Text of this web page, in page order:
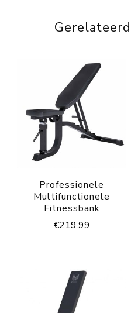
Professionele
Multifunctionele
Fitnessbank
€219.99